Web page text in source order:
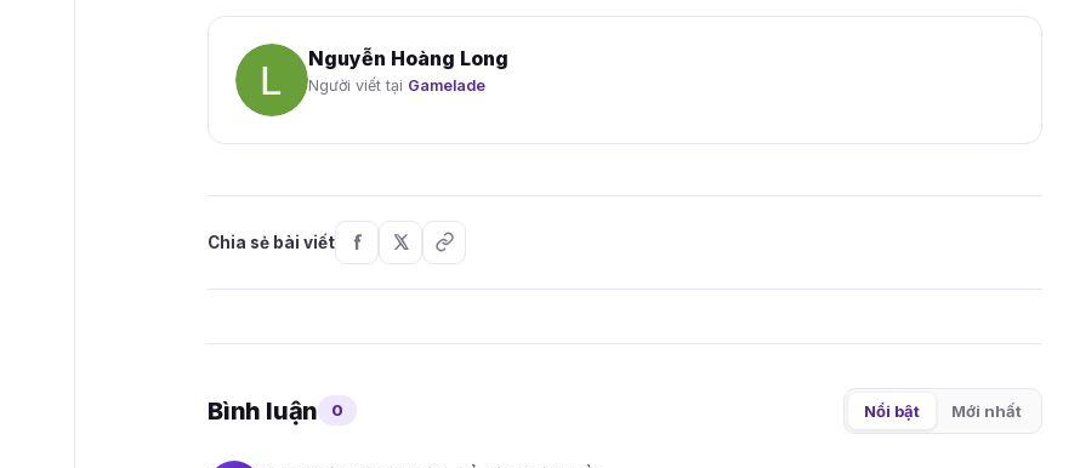
Nguyễn Hoàng Long
Người viết tại Gamelade
Chia sẻ bài viết
Bình luận 0 Nổi bật Mới nhất